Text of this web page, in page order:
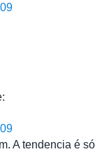
A tendencia é